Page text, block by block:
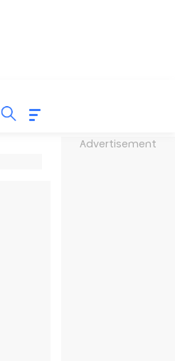
Advertisement
LIGA ITALIA